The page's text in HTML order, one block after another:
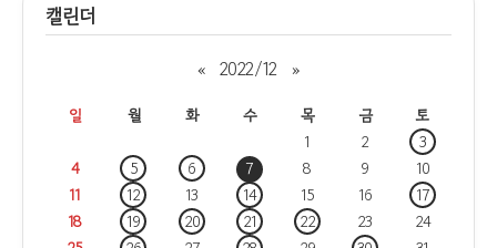
캘린더
« 2022/12 »
일 월 화 수 목 금
토
1
2
3
4
5 6 7 8 9
10
11
12 13 14 15 16
17
18
19 20 21 22 23
24